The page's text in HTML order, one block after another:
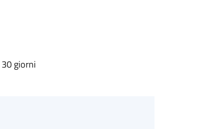
giorni